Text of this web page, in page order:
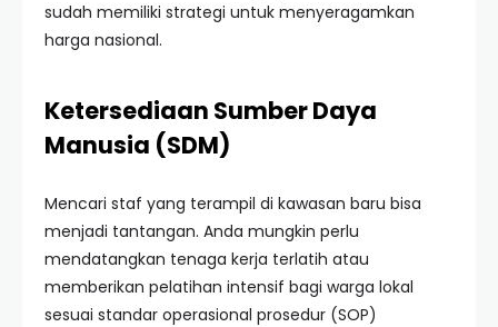
sudah memiliki strategi untuk menyeragamkan
harga nasional.
Ketersediaan Sumber Daya
Manusia (SDM)
Mencari staf yang terampil di kawasan baru bisa
menjadi tantangan. Anda mungkin perlu
mendatangkan tenaga kerja terlatih atau
memberikan pelatihan intensif bagi warga lokal
sesuai standar operasional prosedur (SOP)